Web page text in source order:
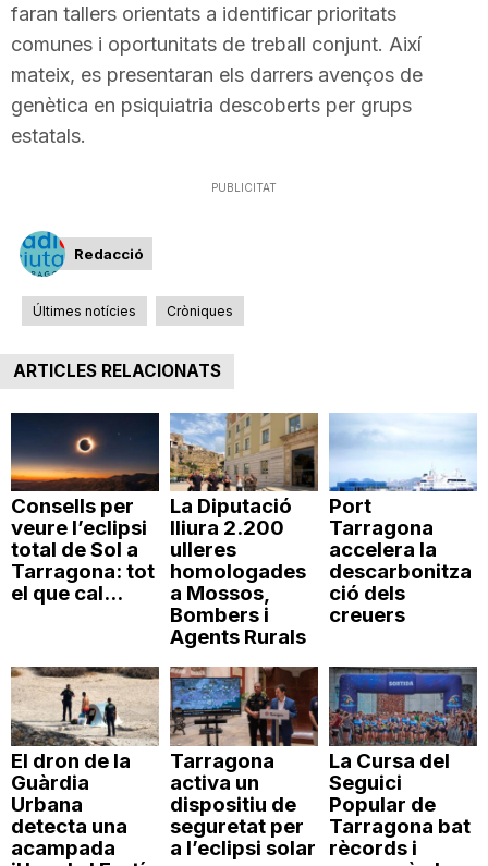
faran tallers orientats a identificar prioritats
comunes i oportunitats de treball conjunt. Així
mateix, es presentaran els darrers avenços de
genètica en psiquiatria descoberts per grups
estatals.
PUBLICITAT
Redacció
Últimes notícies Cròniques
ARTICLES RELACIONATS
Consells per
veure l’eclipsi
total de Sol a
Tarragona: tot
el que cal...
La Diputació
lliura 2.200
ulleres
homologades
a Mossos,
Bombers i
Agents Rurals
Port
Tarragona
accelera la
descarbonitza
ció dels
creuers
El dron de la
Guàrdia
Urbana
detecta una
acampada
Tarragona
activa un
dispositiu de
seguretat per
a l’eclipsi solar
La Cursa del
Seguici
Popular de
Tarragona bat
rècords i